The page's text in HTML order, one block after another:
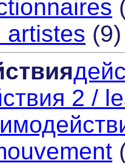
artistes
2 /